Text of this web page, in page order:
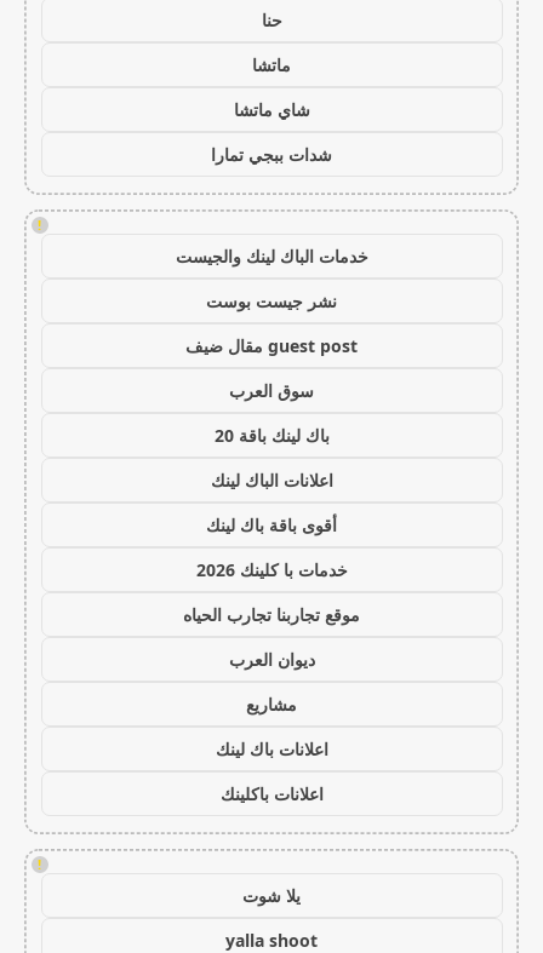
حنا
ماتشا
شاي ماتشا
شدات ببجي تمارا
!
خدمات الباك لينك والجيست
نشر جيست بوست
guest post مقال ضيف
سوق العرب
باك لينك باقة 20
اعلانات الباك لينك
أقوى باقة باك لينك
خدمات با كلينك 2026
موقع تجاربنا تجارب الحياه
ديوان العرب
مشاريع
اعلانات باك لينك
اعلانات باكلينك
!
يلا شوت
yalla shoot